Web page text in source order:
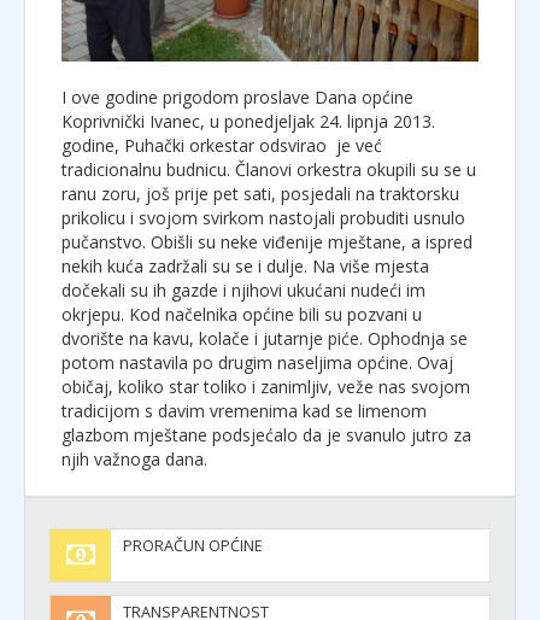
I ove godine prigodom proslave Dana općine
Koprivnički Ivanec, u ponedjeljak 24. lipnja 2013.
godine, Puhački orkestar odsvirao je već
tradicionalnu budnicu. Članovi orkestra okupili su se u
ranu zoru, još prije pet sati, posjedali na traktorsku
prikolicu i svojom svirkom nastojali probuditi usnulo
pučanstvo. Obišli su neke viđenije mještane, a ispred
nekih kuća zadržali su se i dulje. Na više mjesta
dočekali su ih gazde i njihovi ukućani nudeći im
okrjepu. Kod načelnika općine bili su pozvani u
dvorište na kavu, kolače i jutarnje piće. Ophodnja se
potom nastavila po drugim naseljima općine. Ovaj
običaj, koliko star toliko i zanimljiv, veže nas svojom
tradicijom s davim vremenima kad se limenom
glazbom mještane podsjećalo da je svanulo jutro za
njih važnoga dana.
PRORAČUN OPĆINE
TRANSPARENTNOST